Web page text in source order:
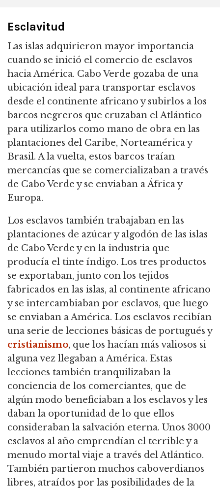
Esclavitud
Las islas adquirieron mayor importancia
cuando se inició el comercio de esclavos
hacia América. Cabo Verde gozaba de una
ubicación ideal para transportar esclavos
desde el continente africano y subirlos a los
barcos negreros que cruzaban el Atlántico
para utilizarlos como mano de obra en las
plantaciones del Caribe, Norteamérica y
Brasil. A la vuelta, estos barcos traían
mercancías que se comercializaban a través
de Cabo Verde y se enviaban a África y
Europa.
Los esclavos también trabajaban en las
plantaciones de azúcar y algodón de las islas
de Cabo Verde y en la industria que
producía el tinte índigo. Los tres productos
se exportaban, junto con los tejidos
fabricados en las islas, al continente africano
y se intercambiaban por esclavos, que luego
se enviaban a América. Los esclavos recibían
una serie de lecciones básicas de portugués y
cristianismo, que los hacían más valiosos si
alguna vez llegaban a América. Estas
lecciones también tranquilizaban la
conciencia de los comerciantes, que de
algún modo beneficiaban a los esclavos y les
daban la oportunidad de lo que ellos
consideraban la salvación eterna. Unos 3000
esclavos al año emprendían el terrible y a
menudo mortal viaje a través del Atlántico.
También partieron muchos caboverdianos
libres, atraídos por las posibilidades de la